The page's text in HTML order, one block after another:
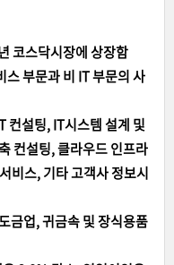
코스닥시장에 상장함
스 부문과 비 IT 부문의 사
컨설팅, IT시스템 설계 및
컨설팅, 클라우드 인프라
비스, 기타 고객사 정보시
금업, 귀금속 및 장식용품